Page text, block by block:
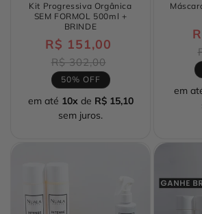
Kit Progressiva Orgânica
SEM FORMOL 500ml +
BRINDE
R$ 151,00
R$ 302,00
promocional
50% OFF
em até 10xde R$ 15,10
sem juros.
em